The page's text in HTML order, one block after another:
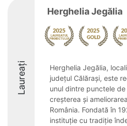
Laureați
Herghelia Jegălia
Herghelia Jegălia,
județul Călărași, este
unul dintre punctele
creșterea și
România. Fondată în
instituție cu tradiție